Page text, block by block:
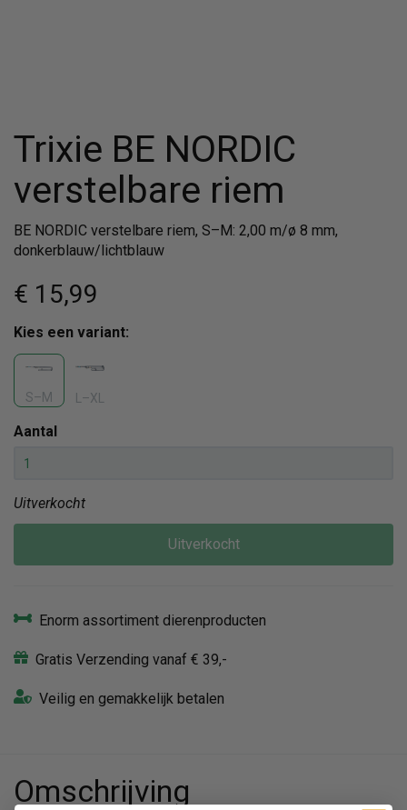
Trixie BE NORDIC
verstelbare riem
BE NORDIC verstelbare riem, S–M: 2,00 m/ø 8 mm,
donkerblauw/lichtblauw
€ 15,99
Kies een variant:
S–M L–XL
Aantal
Uitverkocht
Uitverkocht
Enorm assortiment dierenproducten
Gratis Verzending vanaf € 39,-
Veilig en gemakkelijk betalen
Omschrijving